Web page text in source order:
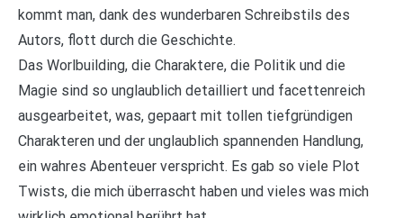
kommt man, dank des wunderbaren Schreibstils des
Autors, flott durch die Geschichte.
Das Worlbuilding, die Charaktere, die Politik und die
Magie sind so unglaublich detailliert und facettenreich
ausgearbeitet, was, gepaart mit tollen tiefgründigen
Charakteren und der unglaublich spannenden Handlung,
ein wahres Abenteuer verspricht. Es gab so viele Plot
Twists, die mich überrascht haben und vieles was mich